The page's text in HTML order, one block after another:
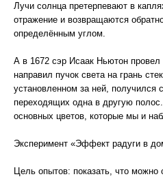
Лучи солнца претерпевают в
отражение и возвращаются
определённым углом.
А в 1672 сэр Исаак Ньютон провел
направил пучок света на грань
установленном за ней, получился
переходящих одна в другую
основных цветов, которые мы и
Эксперимент «Эффект радуги в
Цель опытов: показать, что